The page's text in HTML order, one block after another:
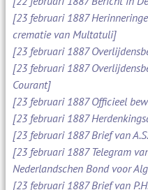
[23 februari 1887
crematie van Multatuli]
[23 februari 1887
[23 februari 1887
Courant]
[23 februari 1887 Officieel
[23 februari 1887
[23 februari 1887 Brief van
[23 februari 1887 Telegram
Nederlandschen Bond voor
[23 februari 1887 Brief van